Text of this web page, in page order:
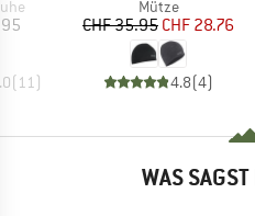
(11 )
Produktgruppe
Mütze
Preis
CHF 35.95reduzierter
CHF 28.76
4.8(4)
WAS